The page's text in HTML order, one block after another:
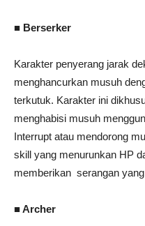
■ Berserker
Karakter penyerang jarak
menghancurkan musuh
terkutuk. Karakter ini
menghabisi musuh
Interrupt atau mendorong
skill yang menurunkan HP
memberikan serangan
■ Archer